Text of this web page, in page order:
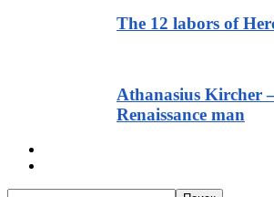
The 12 labors of
Athanasius Kircher
Renaissance man